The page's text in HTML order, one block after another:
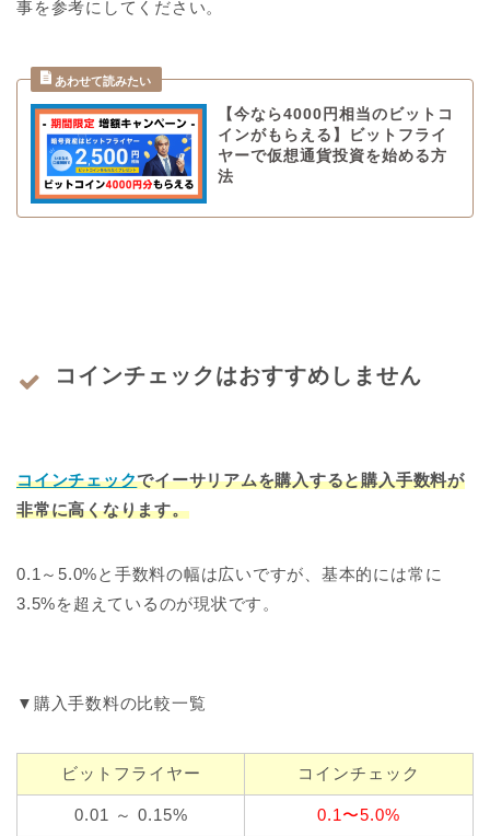
事を参考にしてください。
【今なら4000円相当のビットコ
インがもらえる】ビットフライ
ヤーで仮想通貨投資を始める方
法
コインチェックはおすすめしません
コインチェックでイーサリアムを購入すると購入手数料が
非常に高くなります。
0.1～5.0%と手数料の幅は広いですが、基本的には常に
3.5%を超えているのが現状です。
▼購入手数料の比較一覧
ビットフライヤー コインチェック
0.01 ～ 0.15% 0.1〜5.0%